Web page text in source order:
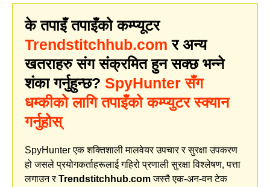
के तपाइँ तपाइँको कम्प्यूटर
Trendstitchhub.com र अन्य
खतराहरु संग संक्रमित हुन सक्छ भन्ने
शंका गर्नुहुन्छ? SpyHunter सँग
धम्कीको लागि तपाइँको कम्प्युटर स्क्यान
गर्नुहोस्
SpyHunter एक शक्तिशाली मालवेयर उपचार र सुरक्षा उपकरण
हो जसले प्रयोगकर्ताहरूलाई गहिरो प्रणाली सुरक्षा विश्लेषण, पत्ता
लगाउन रTrendstitchhub.comजस्तै एक-अन-वन टेक